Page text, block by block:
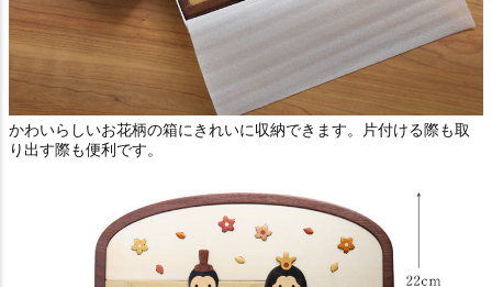
かわいらしいお花柄の箱にきれいに収納できます。片付ける際も取
り出す際も便利です。